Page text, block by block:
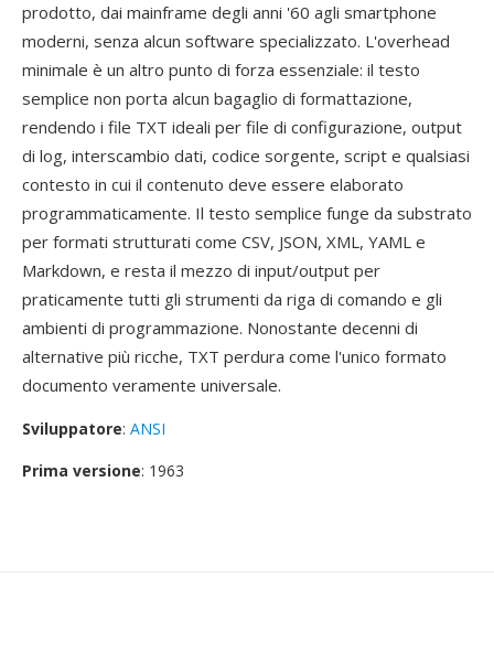
prodotto, dai mainframe degli anni '60 agli smartphone
moderni, senza alcun software specializzato. L'overhead
minimale è un altro punto di forza essenziale: il testo
semplice non porta alcun bagaglio di formattazione,
rendendo i file TXT ideali per file di configurazione, output
di log, interscambio dati, codice sorgente, script e qualsiasi
contesto in cui il contenuto deve essere elaborato
programmaticamente. Il testo semplice funge da substrato
per formati strutturati come CSV, JSON, XML, YAML e
Markdown, e resta il mezzo di input/output per
praticamente tutti gli strumenti da riga di comando e gli
ambienti di programmazione. Nonostante decenni di
alternative più ricche, TXT perdura come l'unico formato
documento veramente universale.
Sviluppatore: ANSI
Prima versione: 1963